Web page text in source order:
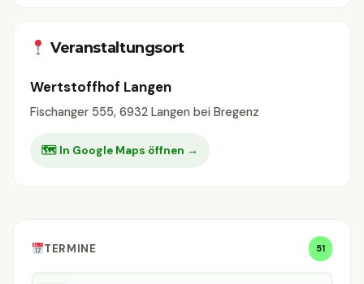
Veranstaltungsort
Wertstoffhof Langen
Fischanger 555, 6932 Langen bei Bregenz
🗺 In Google Maps öffnen →
TERMINE 51